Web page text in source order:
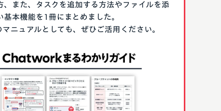
、また、タスクを追加する方法やファイルを添
本機能を1冊にまとめました。
ニュアルとしても、ぜひご活用ください。